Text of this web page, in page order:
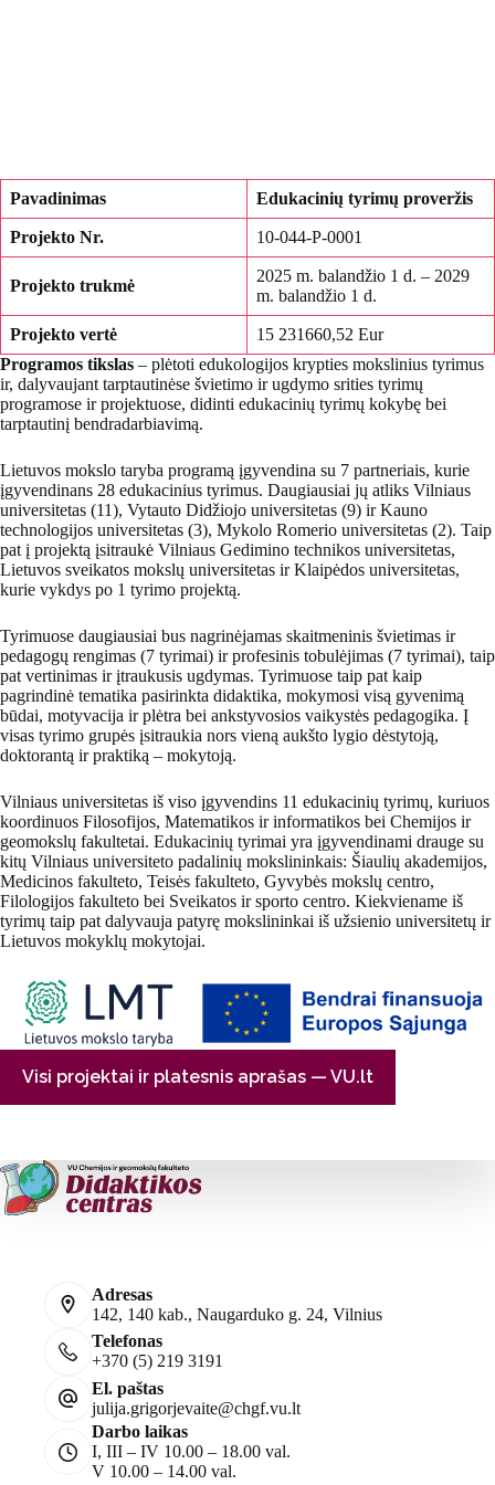
Pavadinimas Edukacinių tyrimų proveržis
Projekto Nr. 10-044-P-0001
Projekto trukmė
2025 m. balandžio 1 d. – 2029
m. balandžio 1 d.
Projekto vertė
15 231660,52 Eur
Programos tikslas – plėtoti edukologijos krypties mokslinius tyrimus
ir, dalyvaujant tarptautinėse švietimo ir ugdymo srities tyrimų
programose ir projektuose, didinti edukacinių tyrimų kokybę bei
tarptautinį bendradarbiavimą.
Lietuvos mokslo taryba programą įgyvendina su 7 partneriais, kurie
įgyvendinans 28 edukacinius tyrimus. Daugiausiai jų atliks Vilniaus
universitetas (11), Vytauto Didžiojo universitetas (9) ir Kauno
technologijos universitetas (3), Mykolo Romerio universitetas (2). Taip
pat į projektą įsitraukė Vilniaus Gedimino technikos universitetas,
Lietuvos sveikatos mokslų universitetas ir Klaipėdos universitetas,
kurie vykdys po 1 tyrimo projektą.
Tyrimuose daugiausiai bus nagrinėjamas skaitmeninis švietimas ir
pedagogų rengimas (7 tyrimai) ir profesinis tobulėjimas (7 tyrimai), taip
pat vertinimas ir įtraukusis ugdymas. Tyrimuose taip pat kaip
pagrindinė tematika pasirinkta didaktika, mokymosi visą gyvenimą
būdai, motyvacija ir plėtra bei ankstyvosios vaikystės pedagogika. Į
visas tyrimo grupės įsitraukia nors vieną aukšto lygio dėstytoją,
doktorantą ir praktiką – mokytoją.
Vilniaus universitetas iš viso įgyvendins 11 edukacinių tyrimų, kuriuos
koordinuos Filosofijos, Matematikos ir informatikos bei Chemijos ir
geomokslų fakultetai. Edukacinių tyrimai yra įgyvendinami drauge su
kitų Vilniaus universiteto padalinių mokslininkais: Šiaulių akademijos,
Medicinos fakulteto, Teisės fakulteto, Gyvybės mokslų centro,
Filologijos fakulteto bei Sveikatos ir sporto centro. Kiekviename iš
tyrimų taip pat dalyvauja patyrę mokslininkai iš užsienio universitetų ir
Lietuvos mokyklų mokytojai.
Visi projektai ir platesnis aprašas — VU.lt
Adresas
142, 140 kab., Naugarduko g. 24, Vilnius
Telefonas
+370 (5) 219 3191
El. paštas
julija.grigorjevaite@chgf.vu.lt
Darbo laikas
I, III – IV 10.00 – 18.00 val.
V 10.00 – 14.00 val.